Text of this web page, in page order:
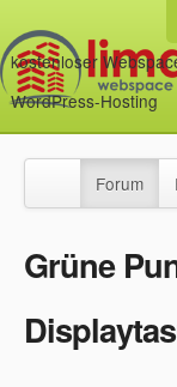
kostenloser
WordPress-Hosting
Forum
Grüne